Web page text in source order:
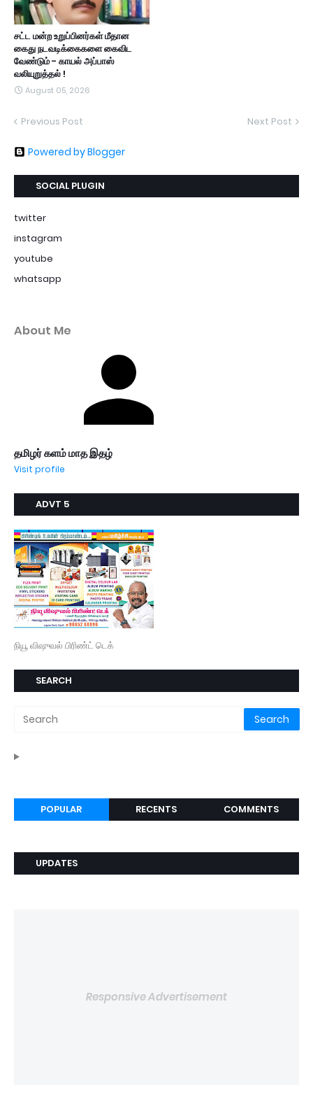
சட்ட மன்ற உறுப்பினர்கள் மீதான
கைது நடவடிக்கைகளை கைவிட
வேண்டும் - காயல் அப்பாஸ்
வலியுறுத்தல் !
August 05, 2026
Previous Post Next Post
Powered by Blogger
SOCIAL PLUGIN
twitter
instagram
youtube
whatsapp
About Me
தமிழர் களம் மாத இதழ்
Visit profile
ADVT 5
நியூ விஷுவல் பிரிண்ட் டெக்
SEARCH
POPULAR RECENTS COMMENTS
UPDATES
Responsive Advertisement